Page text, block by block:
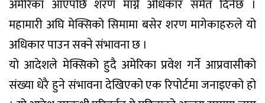
अमेरिका आएपछि शरण माग्ने अधिकार समेत दिनेछ ।
महामारी अघि मेक्सिको सिमामा बसेर शरण मागेकाहरुले यो
अधिकार पाउन सक्ने संभावना छ ।
यो आदेशले मेक्सिको हुदै अमेरिका प्रवेश गर्ने आप्रवासीको
संख्या धेरै हुने संभावना देखिएको एक रिपोर्टमा जनाइएको हो